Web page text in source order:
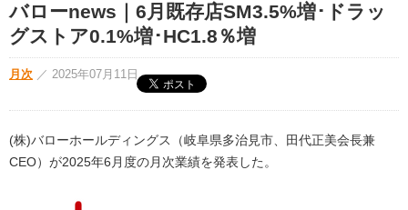
バローnews｜6月既存店SM3.5%増･ドラッ
グストア0.1%増･HC1.8％増
月次 ／ 2025年07月11日
(株)バローホールディングス（岐阜県多治見市、田代正美会長兼
CEO）が2025年6月度の月次業績を発表した。